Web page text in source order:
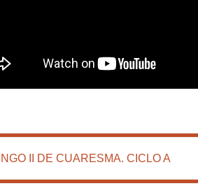
II DE CUARESMA. CICLO A